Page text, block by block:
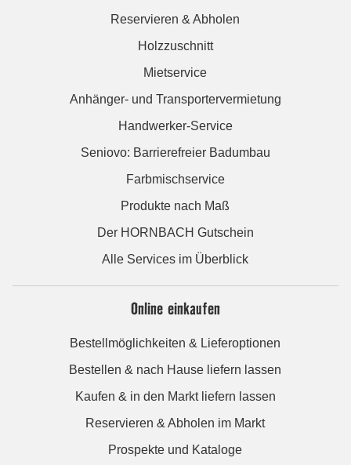
Reservieren & Abholen
Holzzuschnitt
Mietservice
Anhänger- und Transportervermietung
Handwerker-Service
Seniovo: Barrierefreier Badumbau
Farbmischservice
Produkte nach Maß
Der HORNBACH Gutschein
Alle Services im Überblick
Online einkaufen
Bestellmöglichkeiten & Lieferoptionen
Bestellen & nach Hause liefern lassen
Kaufen & in den Markt liefern lassen
Reservieren & Abholen im Markt
Prospekte und Kataloge